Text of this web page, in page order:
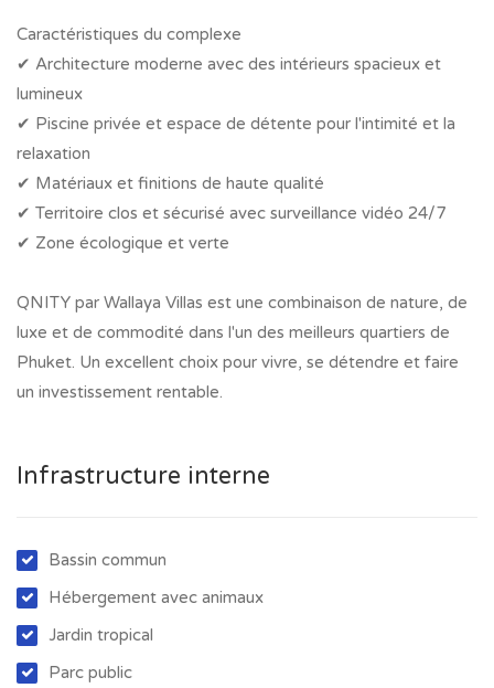
Caractéristiques du complexe
✔ Architecture moderne avec des intérieurs spacieux et
lumineux
✔ Piscine privée et espace de détente pour l'intimité et la
relaxation
✔ Matériaux et finitions de haute qualité
✔ Territoire clos et sécurisé avec surveillance vidéo 24/7
✔ Zone écologique et verte
QNITY par Wallaya Villas est une combinaison de nature, de
luxe et de commodité dans l'un des meilleurs quartiers de
Phuket. Un excellent choix pour vivre, se détendre et faire
un investissement rentable.
Infrastructure interne
Bassin commun
Hébergement avec animaux
Jardin tropical
Parc public